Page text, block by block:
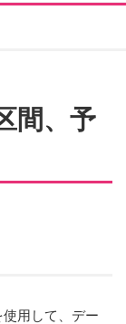
間、予
使用して、デー